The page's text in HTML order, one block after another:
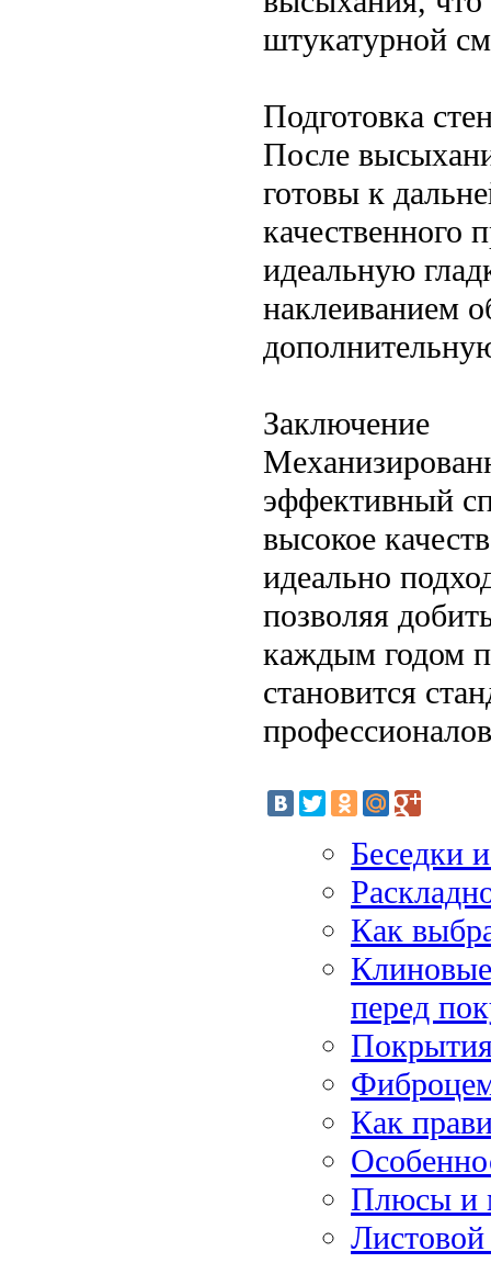
штукатурной
Подготовка
После
готовы к
качественного
идеальную
наклеиванием
Заключение
эффективный
высокое
идеально
позволяя
каждым годом
становится
Беседки
Как
перед
Как
Плюсы и
Листовой